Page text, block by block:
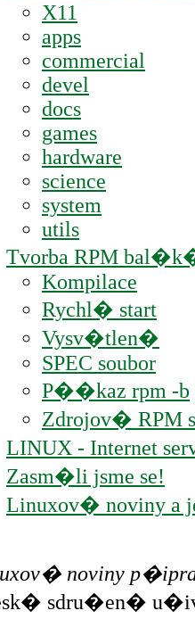
X11
apps
commercial
devel
docs
games
hardware
science
system
utils
Tvorba RPM
Kompilace
Rychl� start
Vysv�tlen�
SPEC soubor
P��kaz rpm -b
Zdrojov� RPM
LINUX - Internet
Zasm�li jsme se!
Linuxov� noviny
noviny
sdru�en�